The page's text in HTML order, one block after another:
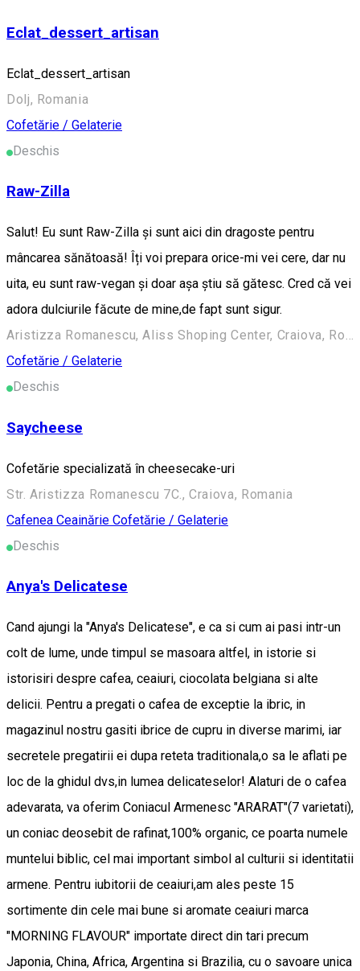
Eclat_dessert_artisan
Eclat_dessert_artisan
Dolj, Romania
Cofetărie / Gelaterie
Deschis
Raw-Zilla
Salut! Eu sunt Raw-Zilla și sunt aici din dragoste pentru
mâncarea sănătoasă! Îți voi prepara orice-mi vei cere, dar nu
uita, eu sunt raw-vegan și doar așa știu să gătesc. Cred că vei
adora dulciurile făcute de mine,de fapt sunt sigur.
Aristizza Romanescu, Aliss Shoping Center, Craiova, Romania, 200225
Cofetărie / Gelaterie
Deschis
Saycheese
Cofetărie specializată în cheesecake-uri
Str. Aristizza Romanescu 7C., Craiova, Romania
Cafenea Ceainărie Cofetărie / Gelaterie
Deschis
Anya's Delicatese
Cand ajungi la "Anya's Delicatese", e ca si cum ai pasi intr-un
colt de lume, unde timpul se masoara altfel, in istorie si
istorisiri despre cafea, ceaiuri, ciocolata belgiana si alte
delicii. Pentru a pregati o cafea de exceptie la ibric, in
magazinul nostru gasiti ibrice de cupru in diverse marimi, iar
secretele pregatirii ei dupa reteta traditionala,o sa le aflati pe
loc de la ghidul dvs,in lumea delicateselor! Alaturi de o cafea
adevarata, va oferim Coniacul Armenesc "ARARAT"(7 varietati),
un coniac deosebit de rafinat,100% organic, ce poarta numele
muntelui biblic, cel mai important simbol al culturii si identitatii
armene. Pentru iubitorii de ceaiuri,am ales peste 15
sortimente din cele mai bune si aromate ceaiuri marca
"MORNING FLAVOUR" importate direct din tari precum
Japonia, China, Africa, Argentina si Brazilia, cu o savoare unica